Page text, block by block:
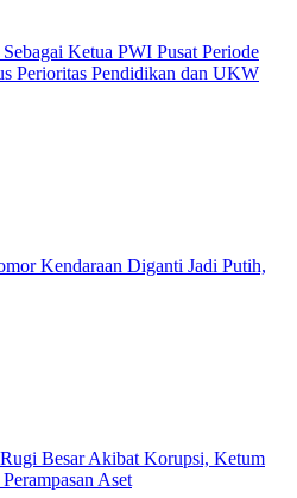
Ketua PWI Pusat Periode
Perioritas Pendidikan dan UKW
Kendaraan Diganti Jadi Putih,
Besar Akibat Korupsi, Ketum
Aset